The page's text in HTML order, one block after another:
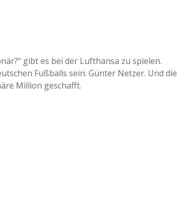
gibt es bei der Lufthansa zu spielen.
Fußballs sein: Günter Netzer. Und die
Million geschafft.